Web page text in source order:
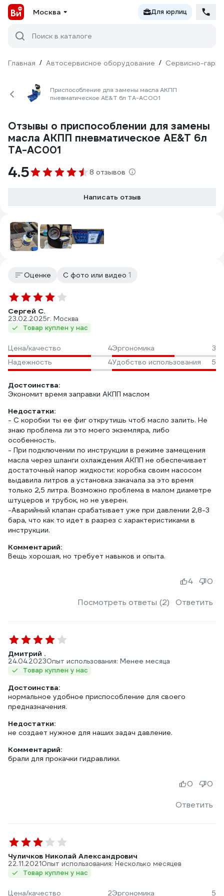
Москва Для юрлиц
Поиск в каталоге
Главная / Автосервисное оборудование / Сервисно-
Приспособление для замены масла АКПП
пневматическое AE&T 6л TA-AC001
Отзывы о приспособлении для замены
масла АКПП пневматическое AE&T 6л
TA-AC001
4.5 8 отзывов
Написать отзыв
Оценке С фото или видео 1
Сергей С.
23.02.2025г. Москва
Товар куплен у нас
Цена/качество 4Эргономика
3
Надежность
4Удобство использования 5
Достоинства:
Экономит время заправки АКПП маслом
Недостатки:
- С коробки ты ее фиг открутишь чтоб масло залить. Не
знаю проблема ли это моего экземляра, либо
особенность.
- При подключении по инструкции в режиме замещения
масла через шланги охлаждения АКПП не обеспечивает
достаточный напор жидкости: коробка своим насосом
выдавила литров а установка закачала за это время
только 2,5 литра. Возможно проблема в малом диаметре
штуцеров и трубок, но не уверен.
-Аварийный клапан срабатывает уже при давлении 2,8-3
бара, что как то идет в разрез с характеристиками в
инструкции.
Комментарий:
Вещь хорошая, но требует навыков и опыта.
Посмотреть ответы (2) Ответить
4 0
Дмитрий .
24.04.2023Опыт использования: Менее месяца
Товар куплен у нас
Достоинства:
нормальное удобное приспособление для своего
Недостатки:
не создает нужное для наших задач давление.
Комментарий:
брали для прокачки гидравлики.
Ответить
0 0
Чуличков Николай Александрович
22.11.2021Опыт использования: Несколько месяцев
Товар куплен у нас
Цена/качество 2Эргономика 5